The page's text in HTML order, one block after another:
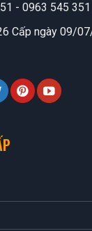
- 0963 545 351
Cấp ngày 09/